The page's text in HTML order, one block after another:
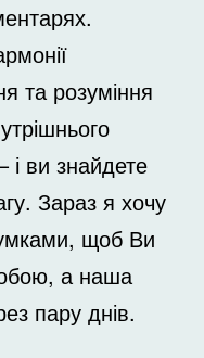
та розуміння
і ви знайдете
Зараз я хочу
щоб Ви
а наша
пару днів.